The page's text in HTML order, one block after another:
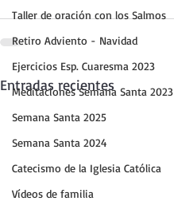
Taller de oración con los Salmos
Retiro Adviento - Navidad
Ejercicios Esp. Cuaresma 2023
Meditaciones Semana Santa 2023
Semana Santa 2025
Semana Santa 2024
Catecismo de la Iglesia Católica
Vídeos de familia
Entradas recientes